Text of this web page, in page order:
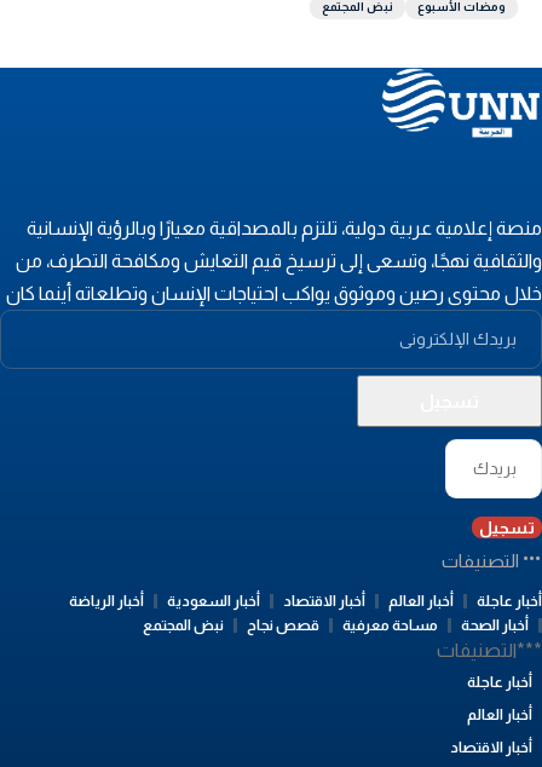
ومضات الأسبوع
نبض المجتمع
إعلامية عربية دولية، تلتزم بالمصداقية معيارًا وبالرؤية الإنسانية
نهجًا، وتسعى إلى ترسيخ قيم التعايش ومكافحة التطرف، من
محتوى رصين وموثوق يواكب احتياجات الإنسان وتطلعاته أينما كان
تسجيل
التصنيفات
عاجلة أخبار العالم أخبار الاقتصاد أخبار السعودية
أخبار الرياضة
أخبار الصحة
مساحة معرفية قصص نجاح نبض المجتمع
أخبار عاجلة
أخبار العالم
أخبار الاقتصاد